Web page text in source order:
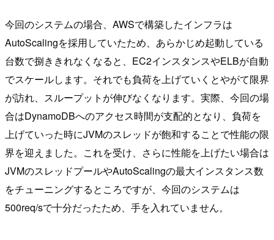
今回のシステムの場合、AWSで構築したインフラは
AutoScalingを採用していたため、あらかじめ起動している
台数で捌ききれなくなると、EC2インスタンスやELBが自動
でスケールします。それでも負荷を上げていくとやがて限界
が訪れ、スループットが伸びなくなります。実際、今回の場
合はDynamoDBへのアクセス時間が支配的となり、負荷を
上げていった時にJVMのスレッドが飽和することで性能の限
界を迎えました。これを受け、さらに性能を上げたい場合は
JVMのスレッドプールやAutoScalingの最大インスタンス数
をチューニングするところですが、今回のシステムは
500req/sで十分だったため、手を入れていません。